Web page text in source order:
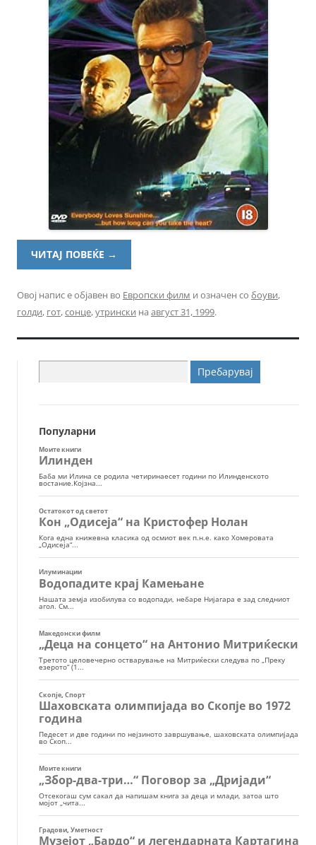
ЧИТАЈ ПОВЕЌЕ →
Овој напис е објавен во Европски филм и означен со боуви,
голди, гот,сонце,утрински на август 31, 1999.
за:
Популарни